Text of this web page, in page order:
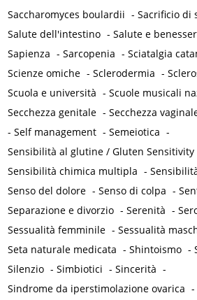
Saccharomyces boulardii -Sacrificio di
Salute dell'intestino -Salute e
Sapienza -Sarcopenia -Sciatalgia
Scienze omiche -Sclerodermia -
Scuola e università -Scuole musicali
Secchezza genitale -Secchezza
-Self management -Semeiotica -
Sensibilità al glutine / Gluten Sensitivity
Sensibilità chimica multipla -
Senso del dolore -Senso di colpa -
Separazione e divorzio -Serenità -
Sessualità femminile -Sessualità
Seta naturale medicata -Shintoismo -
Silenzio -Simbiotici -Sincerità -
Sindrome da iperstimolazione ovarica -